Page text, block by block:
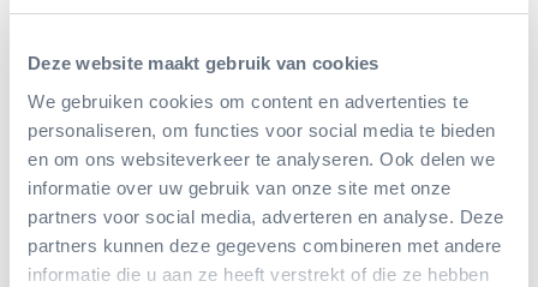
Deze website maakt gebruik van cookies
We gebruiken cookies om content en advertenties te
personaliseren, om functies voor social media te bieden
en om ons websiteverkeer te analyseren. Ook delen we
informatie over uw gebruik van onze site met onze
partners voor social media, adverteren en analyse. Deze
partners kunnen deze gegevens combineren met andere
informatie die u aan ze heeft verstrekt of die ze hebben
Gebruik door de mens
Er is geen gebruik van deze plant door de mens bekend.
Bedreiging & bescherming
De boomaristolochia is nog niet ingedeeld op de Rode